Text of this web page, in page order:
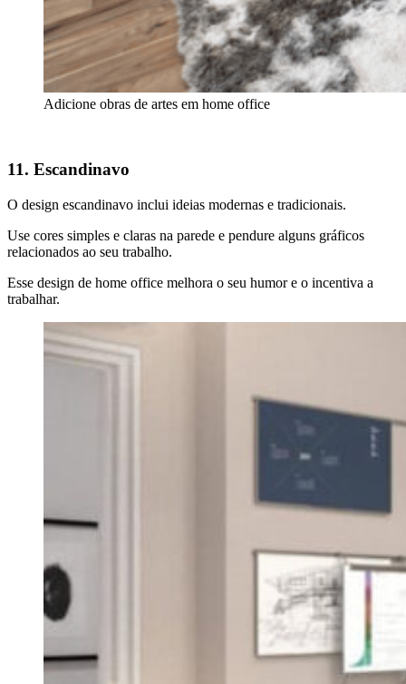
Adicione obras de artes em home office
11. Escandinavo
O design escandinavo inclui ideias modernas e tradicionais.
Use cores simples e claras na parede e pendure alguns gráficos
relacionados ao seu trabalho.
Esse design de home office melhora o seu humor e o incentiva a
trabalhar.